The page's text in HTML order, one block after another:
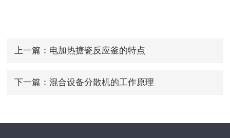
上一篇： 电加热搪瓷反应釜的特点
下一篇： 混合设备分散机的工作原理